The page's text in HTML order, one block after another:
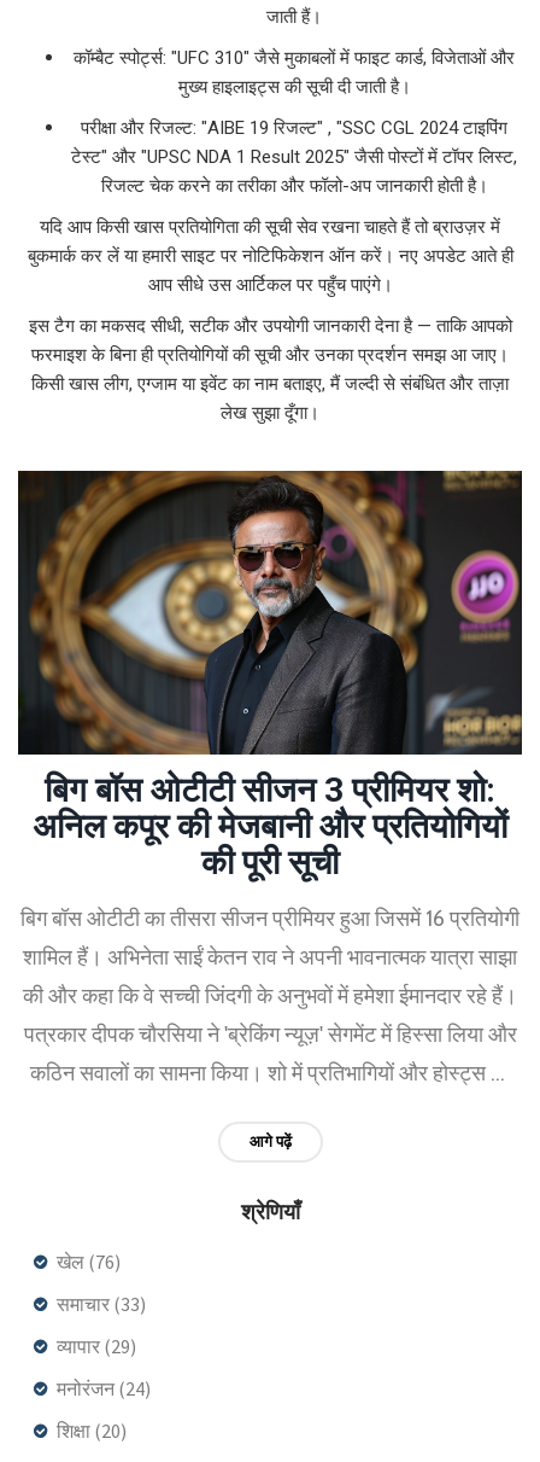
जाती हैं।
कॉम्बैट स्पोर्ट्स: "UFC 310" जैसे मुकाबलों में फाइट कार्ड, विजेताओं और
मुख्य हाइलाइट्स की सूची दी जाती है।
परीक्षा और रिजल्ट: "AIBE 19 रिजल्ट" , "SSC CGL 2024 टाइपिंग
टेस्ट" और "UPSC NDA 1 Result 2025" जैसी पोस्टों में टॉपर लिस्ट,
रिजल्ट चेक करने का तरीका और फॉलो-अप जानकारी होती है।
यदि आप किसी खास प्रतियोगिता की सूची सेव रखना चाहते हैं तो ब्राउज़र में
बुकमार्क कर लें या हमारी साइट पर नोटिफिकेशन ऑन करें। नए अपडेट आते ही
आप सीधे उस आर्टिकल पर पहुँच पाएंगे।
इस टैग का मकसद सीधी, सटीक और उपयोगी जानकारी देना है — ताकि आपको
फरमाइश के बिना ही प्रतियोगियों की सूची और उनका प्रदर्शन समझ आ जाए।
किसी खास लीग, एग्जाम या इवेंट का नाम बताइए, मैं जल्दी से संबंधित और ताज़ा
लेख सुझा दूँगा।
बिग बॉस ओटीटी सीजन 3 प्रीमियर शो:
अनिल कपूर की मेजबानी और प्रतियोगियों
की पूरी सूची
बिग बॉस ओटीटी का तीसरा सीजन प्रीमियर हुआ जिसमें 16 प्रतियोगी
शामिल हैं। अभिनेता साईं केतन राव ने अपनी भावनात्मक यात्रा साझा
की और कहा कि वे सच्ची जिंदगी के अनुभवों में हमेशा ईमानदार रहे हैं।
पत्रकार दीपक चौरसिया ने 'ब्रेकिंग न्यूज़' सेगमेंट में हिस्सा लिया और
कठिन सवालों का सामना किया। शो में प्रतिभागियों और होस्ट्स की
आगे पढ़ें
श्रेणियाँ
खेल (76)
समाचार (33)
व्यापार (29)
मनोरंजन(24)
शिक्षा (20)